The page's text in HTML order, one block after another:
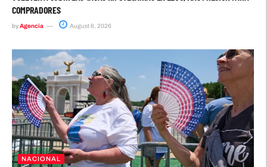
COMPRADORES
byAgencia August 6, 2026
NACIONAL